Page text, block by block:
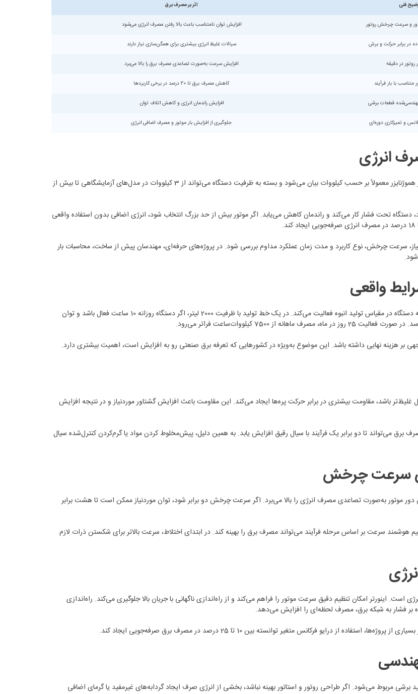
فنی اثر بر مصرف برق
و سرعت چرخش روتور افزایش توان نامتناسب باعث بالا رفتن مصرف انرژی می‌شود
در برابر حرکت و برش سیالات غلیظ انرژی بیشتری برای همگن‌سازی نیاز دارند
روتور در دقیقه افزایش سرعت به‌صورت تصاعدی مصرف برق را بالا می‌برد
متناسب با بار فرآیند کاهش مصرف برق تا 20 درصد در برخی کاربردها
قطعات برشی افزایش راندمان انرژی و کاهش اتلاف توان
و تمیزکاری دوره‌ای جلوگیری از افزایش بار موتور و مصرف اضافی انرژی
انرژی
است. توان موتور هموژنایزر معمولاً بر حسب کیلووات بیان می‌شود و بسته به ظرفیت دستگاه می‌تواند از 3 کیلووات در مدل‌های آزمایشگاهی تا بیش از
دستگاه تحت فشار کار می‌کند و راندمان کاهش می‌یابد. اگر موتور بیش از حد بزرگ انتخاب شود، انرژی اضافی بدون استفاده واقعی
سرعت چرخش، نوع کاربرد و مدت زمان عملکرد مداوم بررسی شود. در پروژه‌های حرفه‌ای، مهندسان پیش از ساخت، محاسبات بار
واقعی
زمانی اهمیت بیشتری پیدا می‌کند که دستگاه در مقیاس تولید انبوه فعالیت می‌کند. در یک خط تولید با ظرفیت 2000 لیتر، اگر دستگاه روزانه 10 ساعت فعال باشد و توان
باشد، مقاومت بیشتری در برابر حرکت پره‌ها ایجاد می‌کند. این مقاومت باعث افزایش گشتاور موردنیاز و در نتیجه افزایش
برق می‌تواند تا دو برابر یک فرآیند با سیال رقیق افزایش یابد. به همین دلیل، پیش‌مخلوط کردن مواد یا گرم‌کردن کنترل‌شده سیال
سرعت چرخش
دور موتور به‌صورت تصاعدی مصرف انرژی را بالا می‌برد. اگر سرعت چرخش دو برابر شود، توان موردنیاز ممکن است تا هشت برابر
هوشمند سرعت بر اساس مرحله فرآیند می‌تواند مصرف برق را بهینه کند. در ابتدای اختلاط، سرعت بالاتر برای شکستن ذرات لازم
اینورتر امکان تنظیم دقیق سرعت موتور را فراهم می‌کند و از راه‌اندازی ناگهانی با جریان بالا جلوگیری می‌کند. راه‌اندازی
بر فشار به شبکه برق، مصرف لحظه‌ای را افزایش می‌دهد.
درایو فرکانس متغیر توانسته بین 10 تا 25 درصد در مصرف برق صرفه‌جویی ایجاد کند.
برشی مربوط می‌شود. اگر طراحی روتور و استاتور بهینه نباشد، بخشی از انرژی صرف ایجاد گردابه‌های غیرمفید یا گرمای اضافی